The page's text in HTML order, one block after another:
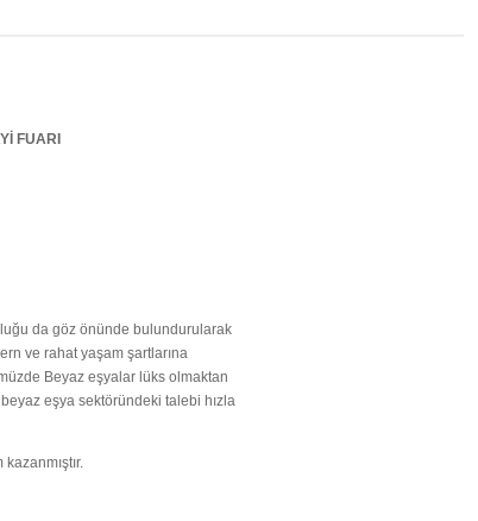
FUARI
da göz önünde bulundurularak
ve rahat yaşam şartlarına
Beyaz eşyalar lüks olmaktan
eşya sektöründeki talebi hızla